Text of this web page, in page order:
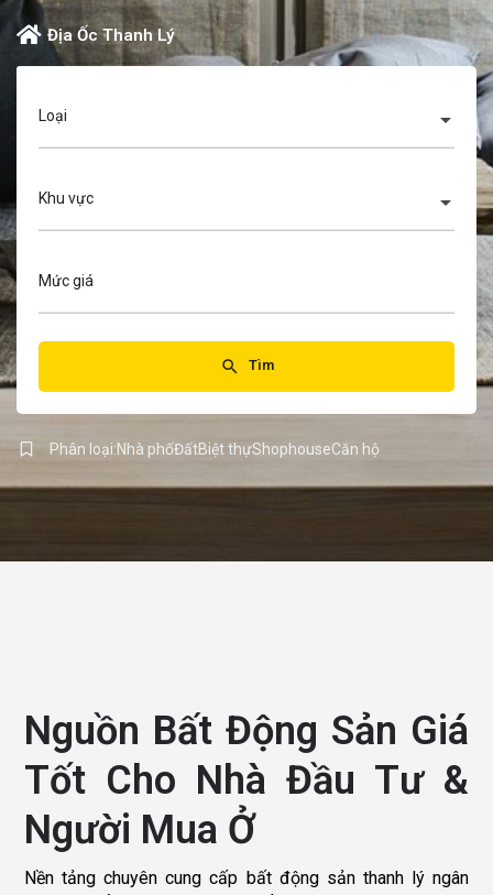
Địa Ốc Thanh Lý
Loại
Khu vực
Mức giá
Tìm
Phân loại:Nhà phốĐấtBiệt thựShophouseCăn hộ
Nguồn Bất Động Sản Giá
Tốt Cho Nhà Đầu Tư &
Người Mua Ở
Nền tảng chuyên cung cấp bất động sản thanh lý ngân